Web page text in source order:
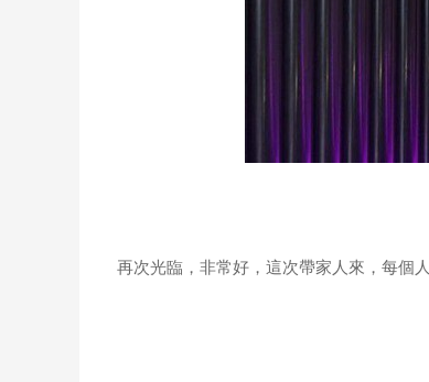
再次光臨，非常好，這次帶家人來，每個